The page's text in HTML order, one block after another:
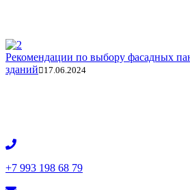
Рекомендации по выбору фасадных
зданий
17.06.2024
+7 993 198 68 79